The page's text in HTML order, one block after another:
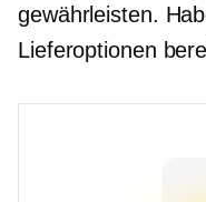
gewährleisten.
Lieferoptionen